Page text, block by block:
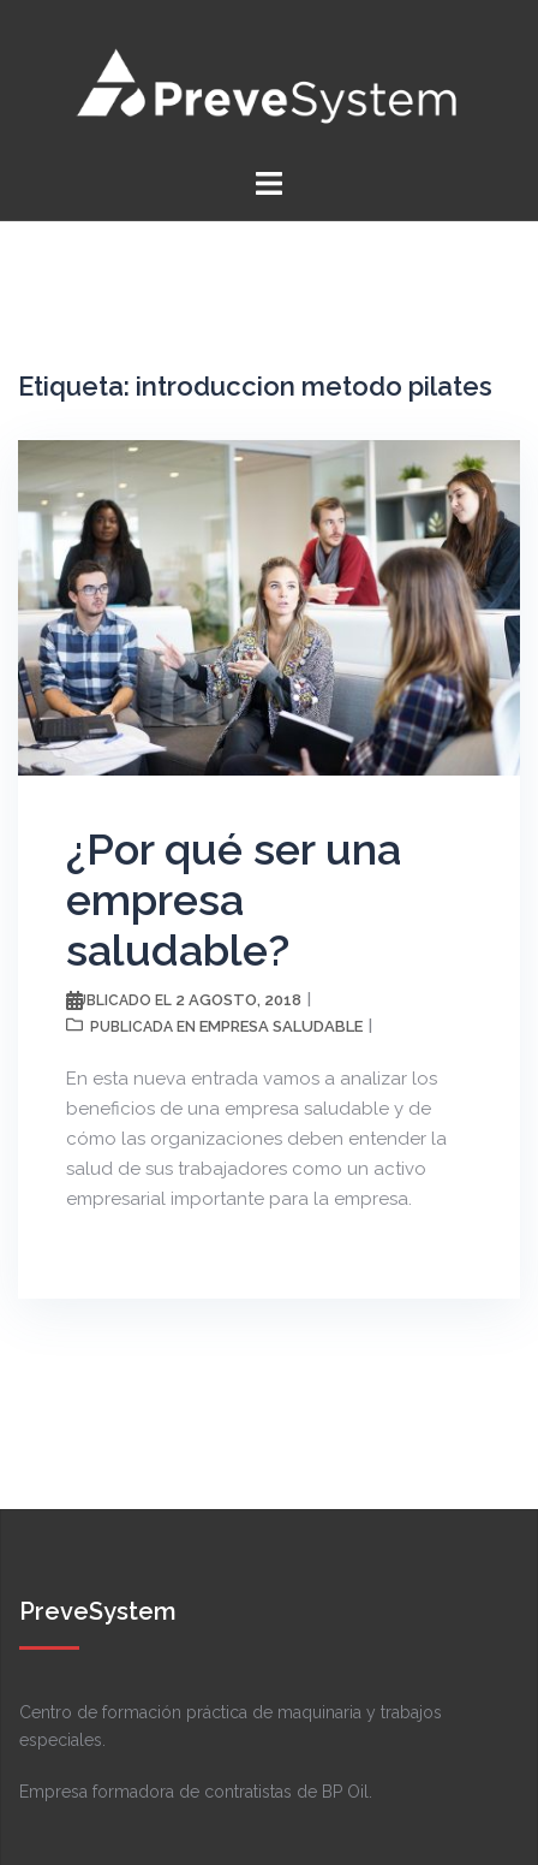
Etiqueta: introduccion metodo pilates
¿Por qué ser una
empresa
saludable?
PUBLICADO EL 2 AGOSTO, 2018
PUBLICADA EN EMPRESA SALUDABLE
En esta nueva entrada vamos a analizar los
beneficios de una empresa saludable y de
cómo las organizaciones deben entender la
salud de sus trabajadores como un activo
empresarial importante para la empresa.
PreveSystem
Centro de formación práctica de maquinaria y trabajos
especiales.
Empresa formadora de contratistas de BP Oil.